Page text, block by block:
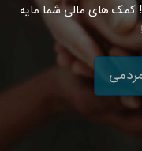
! کمک های مالی شما مایه